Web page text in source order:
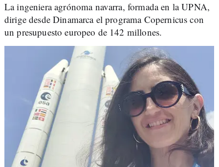
La ingeniera agrónoma navarra, formada en la UPNA,
dirige desde Dinamarca el programa Copernicus con
un presupuesto europeo de 142 millones.